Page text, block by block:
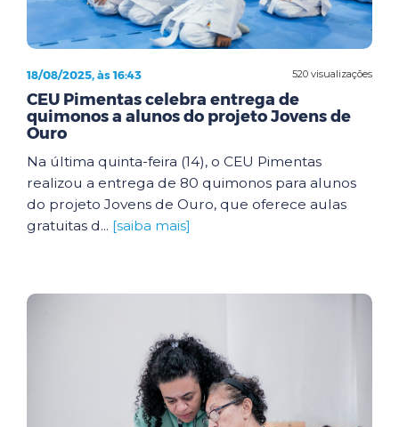
520 visualizações
18/08/2025, às 16:43
CEU Pimentas celebra entrega de
quimonos a alunos do projeto Jovens de
Ouro
Na última quinta-feira (14), o CEU Pimentas
realizou a entrega de 80 quimonos para alunos
do projeto Jovens de Ouro, que oferece aulas
gratuitas d... [saiba mais]